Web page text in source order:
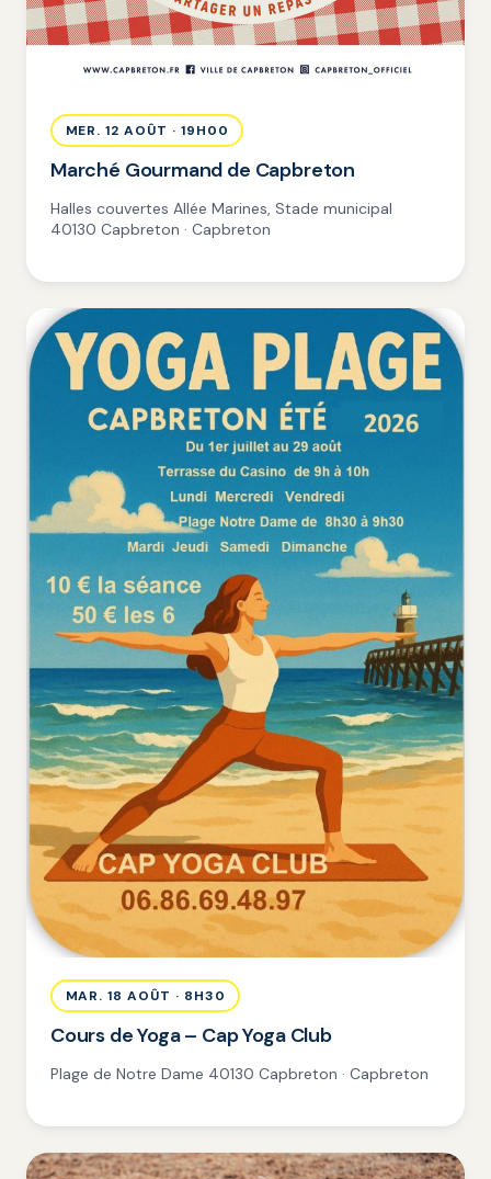
MER. 12 AOÛT · 19H00
Marché Gourmand de Capbreton
Halles couvertes Allée Marines, Stade municipal
40130 Capbreton · Capbreton
MAR. 18 AOÛT · 8H30
Cours de Yoga – Cap Yoga Club
Plage de Notre Dame 40130 Capbreton · Capbreton